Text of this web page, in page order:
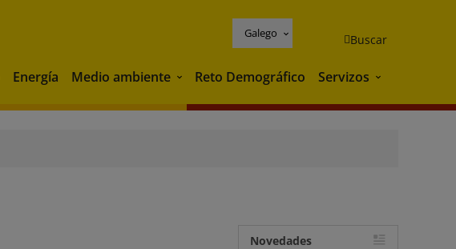
Galego Buscar
Energía Medio ambiente Medio ambiente
Reto Demográfico Servizos Servizos
Novedades